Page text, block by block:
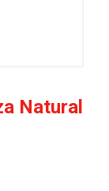
Natural